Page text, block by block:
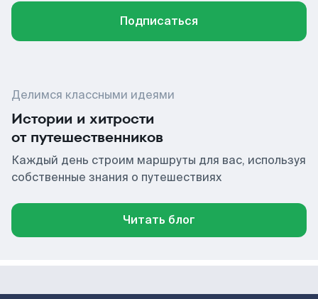
Подписаться
Делимся классными идеями
Истории и хитрости
от путешественников
Каждый день строим маршруты для вас, используя
собственные знания о путешествиях
Читать блог